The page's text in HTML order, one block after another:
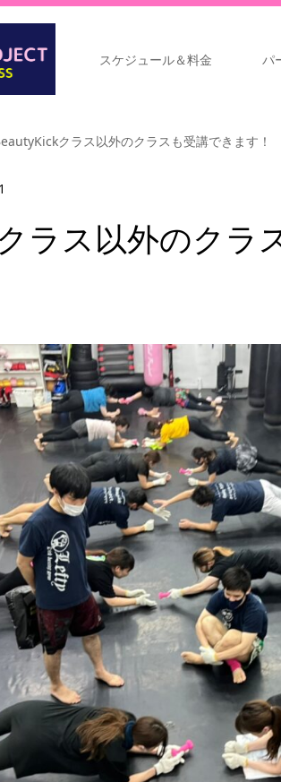
スケジュール＆料金 パ
クラス以外のクラスも受講できます！
ラス以外のクラ